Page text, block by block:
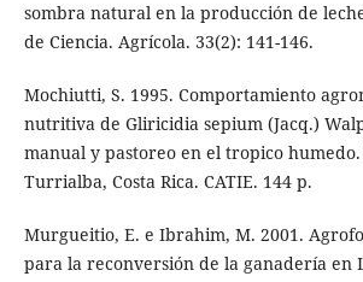
sombra natural en la producción de
de Ciencia. Agrícola. 33(2): 141-146.
Mochiutti, S. 1995. Comportamiento
nutritiva de Gliricidia sepium (Jacq.)
manual y pastoreo en el tropico humedo.
Turrialba, Costa Rica. CATIE. 144 p.
Murgueitio, E. e Ibrahim, M. 2001.
para la reconversión de la ganadería en